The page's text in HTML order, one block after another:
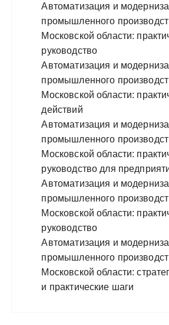
Автоматизация и
промышленного
Московской области:
руководство
Автоматизация и
промышленного
Московской области:
действий
Автоматизация и
промышленного
Московской области:
руководство для
Автоматизация и
промышленного
Московской области:
руководство
Автоматизация и
промышленного
Московской области:
и практические шаги